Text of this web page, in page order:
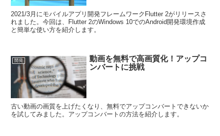
2021/3月にモバイルアプリ開発フレームワークFlutter 2がリリースさ
れました。今回は、Flutter 2のWindows 10でのAndroid開発環境作成
と簡単な使い方を紹介します。
開発
動画を無料で高画質化！アップコ
ンバートに挑戦
古い動画の画質を上げたくなり、無料でアップコンバートできないか
を試してみました。アップコンバートの方法を紹介します。